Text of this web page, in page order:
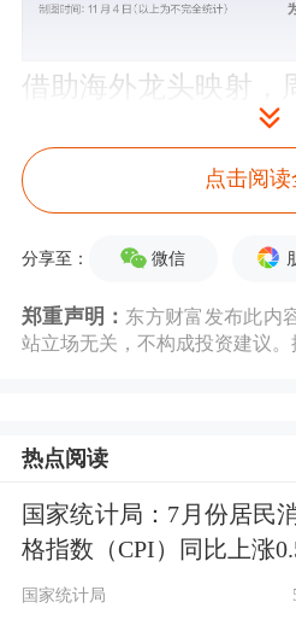
借助海外龙头映射，
石通
涨超17%，港股
美股SOFC龙头股
月29日更是大幅收涨
公开信息显示，
2001年，主要开发
点击阅读
分享至： 微信
郑重声明： 东方财富发布此内
站立场无关，不构成投资建议。
热点阅读
国家统计局：7月份居民
格指数（CPI）同比上涨
国家统计局